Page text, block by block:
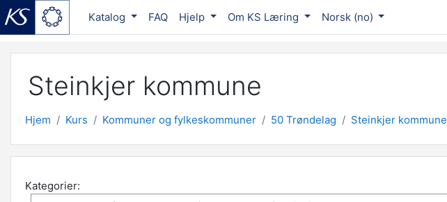
Katalog FAQ Hjelp Om KS Læring Norsk ‎(no)‎
Steinkjer kommune
Hjem Kurs Kommuner og fylkeskommuner 50 Trøndelag Steinkjer kommune
Kategorier: